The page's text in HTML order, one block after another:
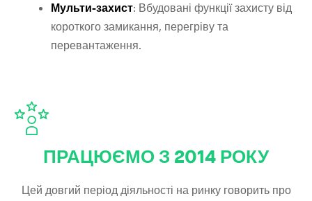
Мульти-захист: Вбудовані функції захисту від
короткого замикання, перегріву та
перевантаження.
ПРАЦЮЄМО З 2014 РОКУ
Цей довгий період діяльності на ринку говорить про